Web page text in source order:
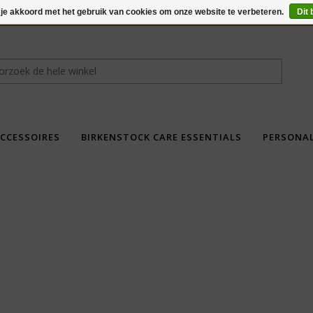
BIRKENSTOCK CARE ESSENTIALS
akkoord met het gebruik van cookies om onze website te verbeteren. Dit